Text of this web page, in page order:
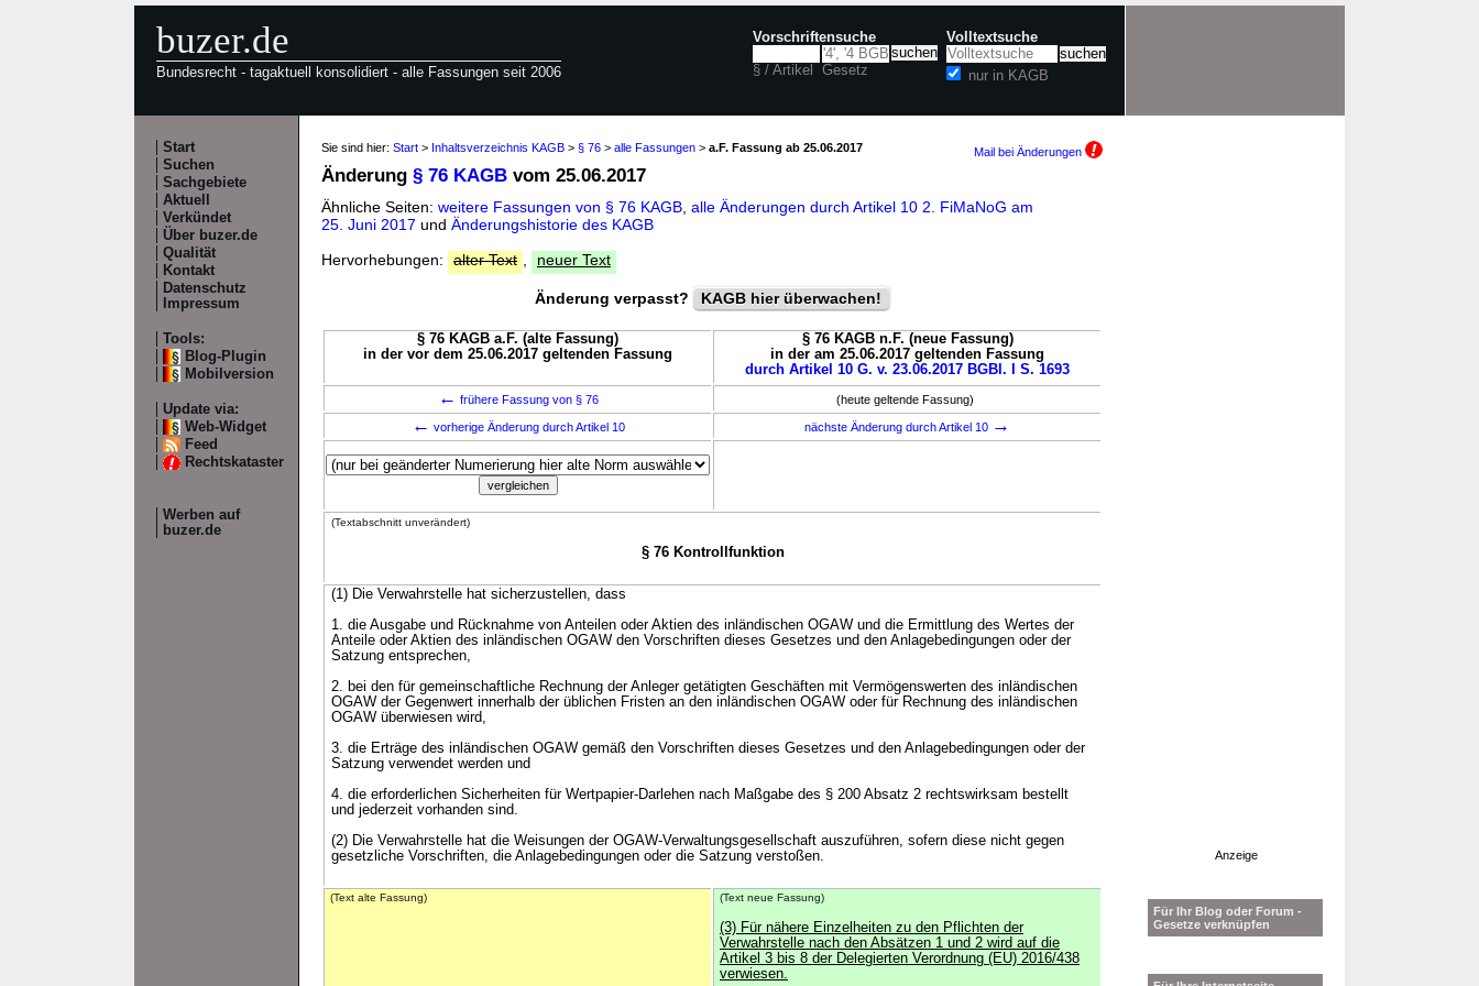
buzer.de
Bundesrecht - tagaktuell konsolidiert - alle Fassungen seit 2006
Vorschriftensuche
§ / Artikel Gesetz
Volltextsuche
nur in KAGB
Start
Suchen
Sachgebiete
Aktuell
Verkündet
Über buzer.de
Qualität
Kontakt
Datenschutz
Impressum
Tools:
Blog-Plugin
Mobilversion
Update via:
Web-Widget
Feed
Rechtskataster
Werben auf
buzer.de
Sie sind hier: Start > Inhaltsverzeichnis KAGB > § 76 > alle Fassungen > a.F. Fassung ab 25.06.2017 Mail bei Änderungen
Änderung § 76 KAGB vom 25.06.2017
Ähnliche Seiten: weitere Fassungen von § 76 KAGB alle Änderungen durch Artikel 10 2. FiMaNoG am
25. Juni 2017 und Änderungshistorie des KAGB
Hervorhebungen:
alter Text neuer Text
Änderung verpasst? KAGB hier überwachen!
§ 76 KAGB a.F. (alte Fassung)
in der vor dem 25.06.2017 geltenden Fassung
§ 76 KAGB n.F. (neue Fassung)
in der am 25.06.2017 geltenden Fassung
durch Artikel 10 G. v. 23.06.2017 BGBl. I S. 1693
← frühere Fassung von § 76 (heute geltende Fassung)
← vorherige Änderung durch Artikel 10 nächste Änderung durch Artikel 10 →
(Textabschnitt unverändert)
§ 76 Kontrollfunktion
(1) Die Verwahrstelle hat sicherzustellen, dass
1. die Ausgabe und Rücknahme von Anteilen oder Aktien des inländischen OGAW und die Ermittlung des Wertes der
Anteile oder Aktien des inländischen OGAW den Vorschriften dieses Gesetzes und den Anlagebedingungen oder der
Satzung entsprechen,
2. bei den für gemeinschaftliche Rechnung der Anleger getätigten Geschäften mit Vermögenswerten des inländischen
OGAW der Gegenwert innerhalb der üblichen Fristen an den inländischen OGAW oder für Rechnung des inländischen
OGAW überwiesen wird,
3. die Erträge des inländischen OGAW gemäß den Vorschriften dieses Gesetzes und den Anlagebedingungen oder der
Satzung verwendet werden und
4. die erforderlichen Sicherheiten für Wertpapier-Darlehen nach Maßgabe des § 200 Absatz 2 rechtswirksam bestellt
und jederzeit vorhanden sind.
(2) Die Verwahrstelle hat die Weisungen der OGAW-Verwaltungsgesellschaft auszuführen, sofern diese nicht gegen
gesetzliche Vorschriften, die Anlagebedingungen oder die Satzung verstoßen.
(Text alte Fassung) (Text neue Fassung)
(3) Für nähere Einzelheiten zu den Pflichten der
Verwahrstelle nach den Absätzen 1 und 2 wird auf die
Artikel 3 bis 8 der Delegierten Verordnung (EU) 2016/438
verwiesen.
Anzeige
Für Ihr Blog oder Forum -
Gesetze verknüpfen